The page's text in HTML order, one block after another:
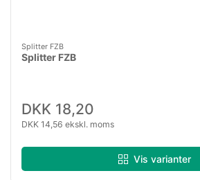
Splitter FZB
Splitter FZB
DKK 18,20
DKK 14,56 ekskl. moms
Vis varianter